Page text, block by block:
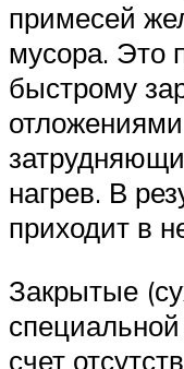
примесей
мусора. Это
быстрому
нагрев. В
приходит в
Закрытые
счет